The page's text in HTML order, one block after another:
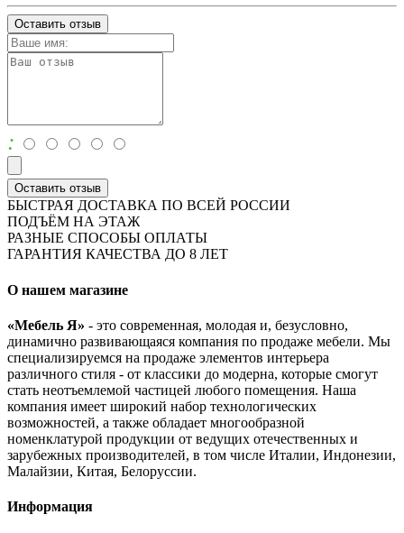
Оставить отзыв
:
Оставить отзыв
БЫСТРАЯ ДОСТАВКА ПО ВСЕЙ РОССИИ
ПОДЪЁМ НА ЭТАЖ
РАЗНЫЕ СПОСОБЫ ОПЛАТЫ
ГАРАНТИЯ КАЧЕСТВА ДО 8 ЛЕТ
О нашем магазине
«Мебель Я» - это современная, молодая и, безусловно,
динамично развивающаяся компания по продаже мебели. Мы
специализируемся на продаже элементов интерьера
различного стиля - от классики до модерна, которые смогут
стать неотъемлемой частицей любого помещения. Наша
компания имеет широкий набор технологических
возможностей, а также обладает многообразной
номенклатурой продукции от ведущих отечественных и
зарубежных производителей, в том числе Италии, Индонезии,
Малайзии, Китая, Белоруссии.
Информация